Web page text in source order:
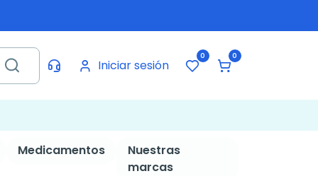
Iniciar sesión
0 0
Medicamentos
Nuestras
marcas